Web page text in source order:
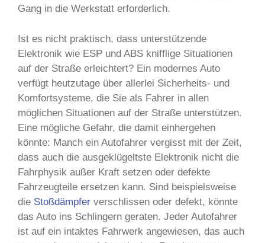
Gang in die Werkstatt erforderlich.
Ist es nicht praktisch, dass unterstützende
Elektronik wie ESP und ABS knifflige Situationen
auf der Straße erleichtert? Ein modernes Auto
verfügt heutzutage über allerlei Sicherheits- und
Komfortsysteme, die Sie als Fahrer in allen
möglichen Situationen auf der Straße unterstützen.
Eine mögliche Gefahr, die damit einhergehen
könnte: Manch ein Autofahrer vergisst mit der Zeit,
dass auch die ausgeklügeltste Elektronik nicht die
Fahrphysik außer Kraft setzen oder defekte
Fahrzeugteile ersetzen kann. Sind beispielsweise
die Stoßdämpfer verschlissen oder defekt, könnte
das Auto ins Schlingern geraten. Jeder Autofahrer
ist auf ein intaktes Fahrwerk angewiesen, das auch